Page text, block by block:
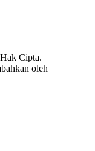
Cipta.
oleh